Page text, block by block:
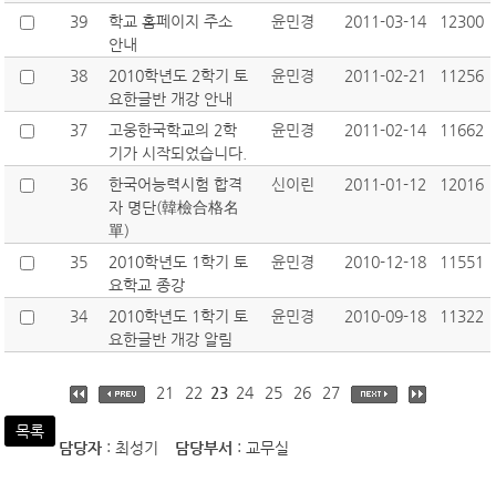
39
학교 홈페이지 주소
안내
윤민경 2011-03-14 12300
38
2010학년도 2학기 토
요한글반 개강 안내
윤민경 2011-02-21 11256
37
고웅한국학교의 2학
기가 시작되었습니다.
윤민경 2011-02-14 11662
36
한국어능력시험 합격
자 명단(韓檢合格名
單)
신이린 2011-01-12 12016
35
2010학년도 1학기 토
요학교 종강
윤민경 2010-12-18 11551
34
2010학년도 1학기 토
요한글반 개강 알림
윤민경 2010-09-18 11322
21 22 23 24 25 26 27
목록
담당자 : 최성기 담당부서 : 교무실